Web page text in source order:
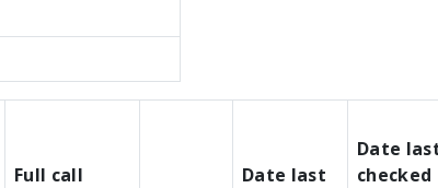
Full call
Date last
Date
checked